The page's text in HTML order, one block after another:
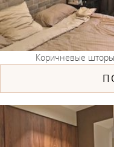
Коричневые шторы